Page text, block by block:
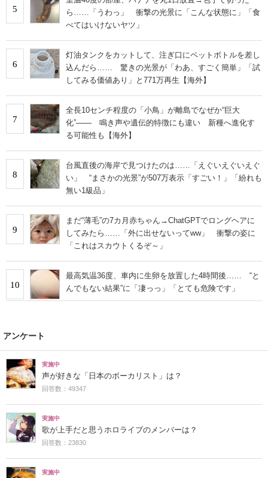
5
ら……「うわっ」 衝撃の光景に「こんな状態に」「食
べてはいけないヤツ」
6
灯油タンクをカットして、注ぎ口にペットボトルを差し
込んだら…… 驚きの光景が「わあ、すごく簡単」「試
してみる価値あり」と771万再生【海外】
7
全長10センチ程度の「小鳥」が離島でなぜか“巨大
化”―― 鳴き声や遺伝的特徴にも違い 新種へ進化す
る可能性も【海外】
8
台風直後の海岸で見つけたのは……「えぐいえぐいえぐ
い」 “まさかの光景”が507万表示「すごい！」「紛れも
無い1級品」
9
まだ“薄毛”の7カ月赤ちゃん→ChatGPTでロングヘアに
してみたら……「外に出せないってww」 衝撃の姿に
「これはスカウトくるぞ～」
10
最高気温36度、車内に生卵を放置した4時間後…… “と
んでもない結果”に「凄っっ」「とても危険です」
アンケート
実施中
声が好きな「日本のボーカリスト」は？
回答数：49347
実施中
歌が上手だと思うホロライブのメンバーは？
回答数：23830
実施中